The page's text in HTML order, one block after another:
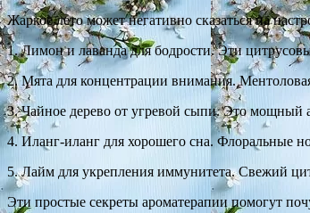
Жаркое лето может негативно сказаться на
1. Лимон и лаванда для бодрости. Эти
2. Мята для концентрации внимания.
3. Чайное дерево от угревой сыпи. Это мощный
4. Иланг-иланг для хорошего сна. Флоральные
5. Лайм для укрепления иммунитета. Свежий
Эти простые секреты ароматерапии помогут